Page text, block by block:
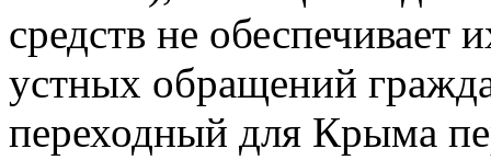
средств не обеспечивает
устных обращений
переходный для Крыма